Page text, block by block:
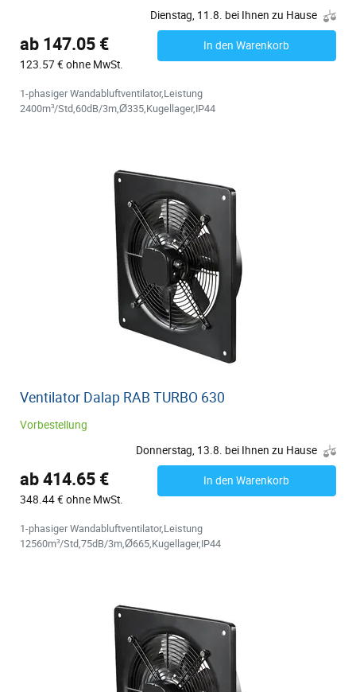
Dienstag, 11.8. bei Ihnen zu Hause
ab 147.05 €
123.57 € ohne MwSt.
In den Warenkorb
1-phasiger Wandabluftventilator,Leistung
2400m³/Std,60dB/3m,Ø335,Kugellager,IP44
Ventilator Dalap RAB TURBO 630
Vorbestellung
Donnerstag, 13.8. bei Ihnen zu Hause
ab 414.65 €
348.44 € ohne MwSt.
In den Warenkorb
1-phasiger Wandabluftventilator,Leistung
12560m³/Std,75dB/3m,Ø665,Kugellager,IP44